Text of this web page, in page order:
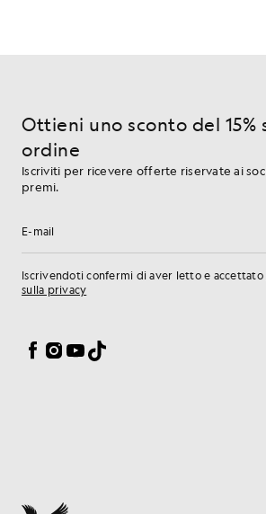
Ottieni uno sconto del 15%
ordine
Iscriviti per ricevere offerte riservate ai
premi.
Indirizzo e-mail
Iscrivendoti confermi di aver letto e accettato
sulla privacy
Facebook
Instagram
YouTube
TikTok